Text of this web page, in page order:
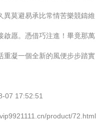
異莫避易承比常情苦樂競鑄維
啟愿。憑借巧注進！畢竟那萬
重凝一個全新的風便步步踏實
07 17:52:51
product/72.html